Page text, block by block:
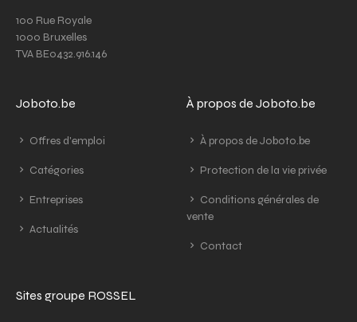
100 Rue Royale
1000 Bruxelles
TVA BE0432.916.146
Joboto.be
Offres d'emploi
Catégories
Entreprises
Actualités
À propos de Joboto.be
À propos de Joboto.be
Protection de la vie privée
Conditions générales de
vente
Contact
Sites groupe ROSSEL